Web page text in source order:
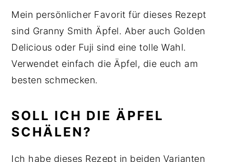
Mein persönlicher Favorit für dieses Rezept
sind Granny Smith Äpfel. Aber auch Golden
Delicious oder Fuji sind eine tolle Wahl.
Verwendet einfach die Äpfel, die euch am
besten schmecken.
SOLL ICH DIE ÄPFEL
SCHÄLEN?
Ich habe dieses Rezept in beiden Varianten